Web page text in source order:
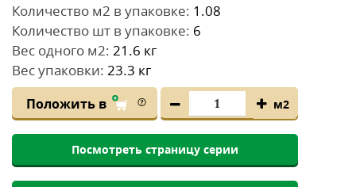
Количество м2 в упаковке: 1.08
Количество шт в упаковке: 6
Вес одного м2: 21.6 кг
Вес упаковки: 23.3 кг
Положить в м2
Посмотреть страницу серии